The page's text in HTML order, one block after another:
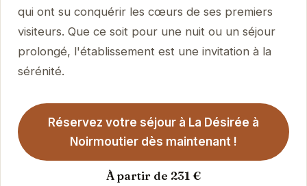
qui ont su conquérir les cœurs de ses premiers
visiteurs. Que ce soit pour une nuit ou un séjour
prolongé, l'établissement est une invitation à la
sérénité.
Réservez votre séjour à La Désirée à
Noirmoutier dès maintenant !
À partir de 231 €